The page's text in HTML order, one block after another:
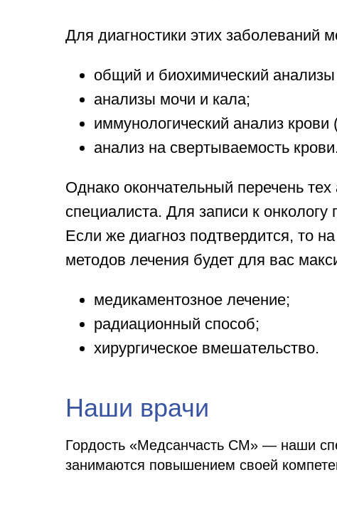
Для диагностики этих заболеваний
общий и биохимический анализы
анализы мочи и кала;
иммунологический анализ
анализ на свертываемость
Однако окончательный перечень
специалиста. Для записи к
Если же диагноз подтвердится, то
методов лечения будет для вас
медикаментозное лечение;
радиационный способ;
хирургическое вмешательство.
Наши врачи
Гордость «Медсанчасть СМ» — наши
занимаются повышением своей